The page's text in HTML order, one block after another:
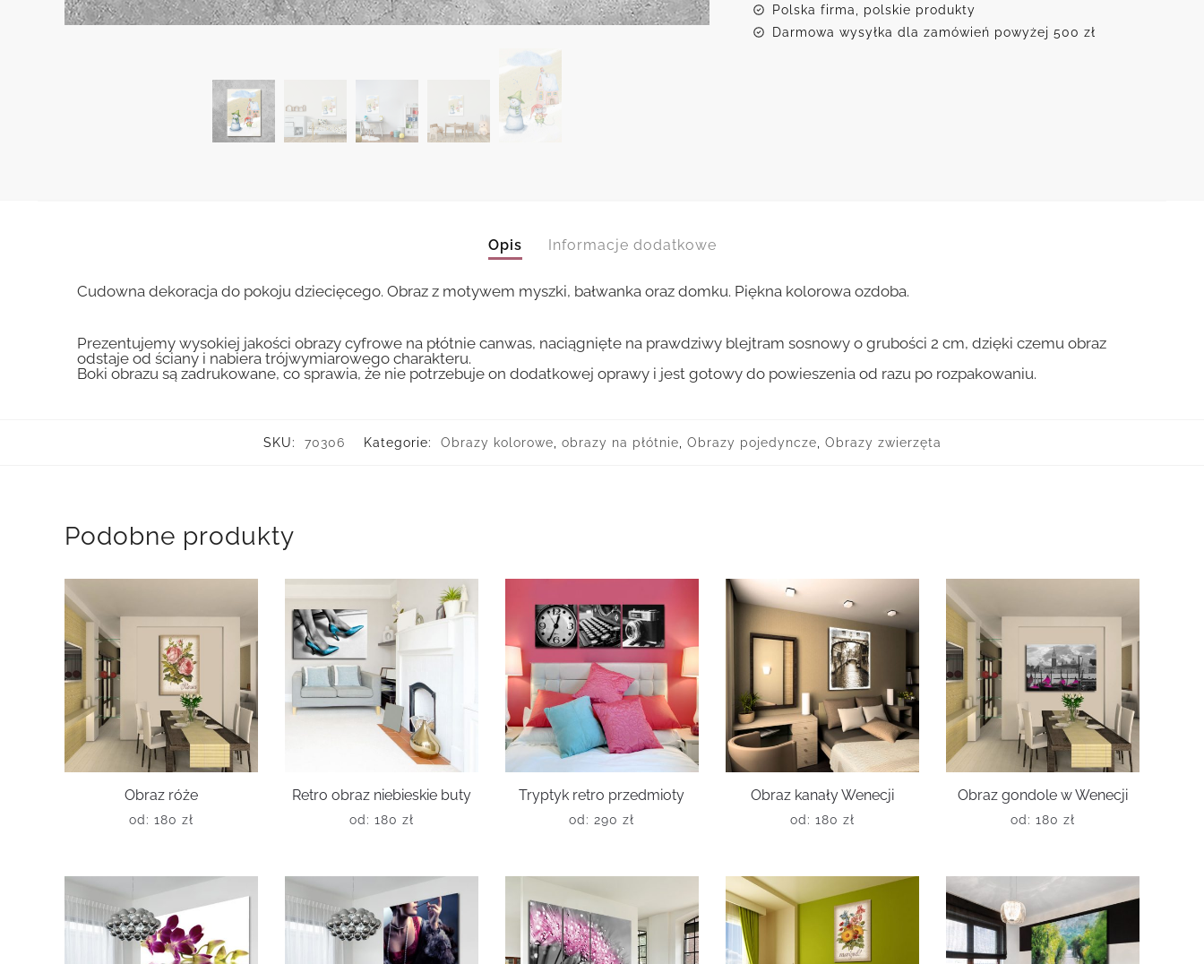
czapeczce
Polska firma, polskie produkty
Darmowa wysyłka dla zamówień powyżej 500 zł
Opis Informacje dodatkowe
Cudowna dekoracja do pokoju dziecięcego. Obraz z motywem myszki, bałwanka oraz domku. Piękna kolorowa ozdoba.
Prezentujemy wysokiej jakości obrazy cyfrowe na płótnie canwas, naciągnięte na prawdziwy blejtram sosnowy o grubości 2 cm, dzięki czemu obraz
odstaje od ściany i nabiera trójwymiarowego charakteru.
Boki obrazu są zadrukowane, co sprawia, że nie potrzebuje on dodatkowej oprawy i jest gotowy do powieszenia od razu po rozpakowaniu.
SKU: 70306 Kategorie: Obrazy kolorowe, obrazy na płótnie, Obrazy pojedyncze, Obrazy zwierzęta
Podobne produkty
Obraz róże
od: 180 zł
Retro obraz niebieskie buty
od: 180 zł
Tryptyk retro przedmioty
od: 290zł
Obraz kanały Wenecji
od: 180 zł
Obraz gondole w Wenecji
od: 180 zł